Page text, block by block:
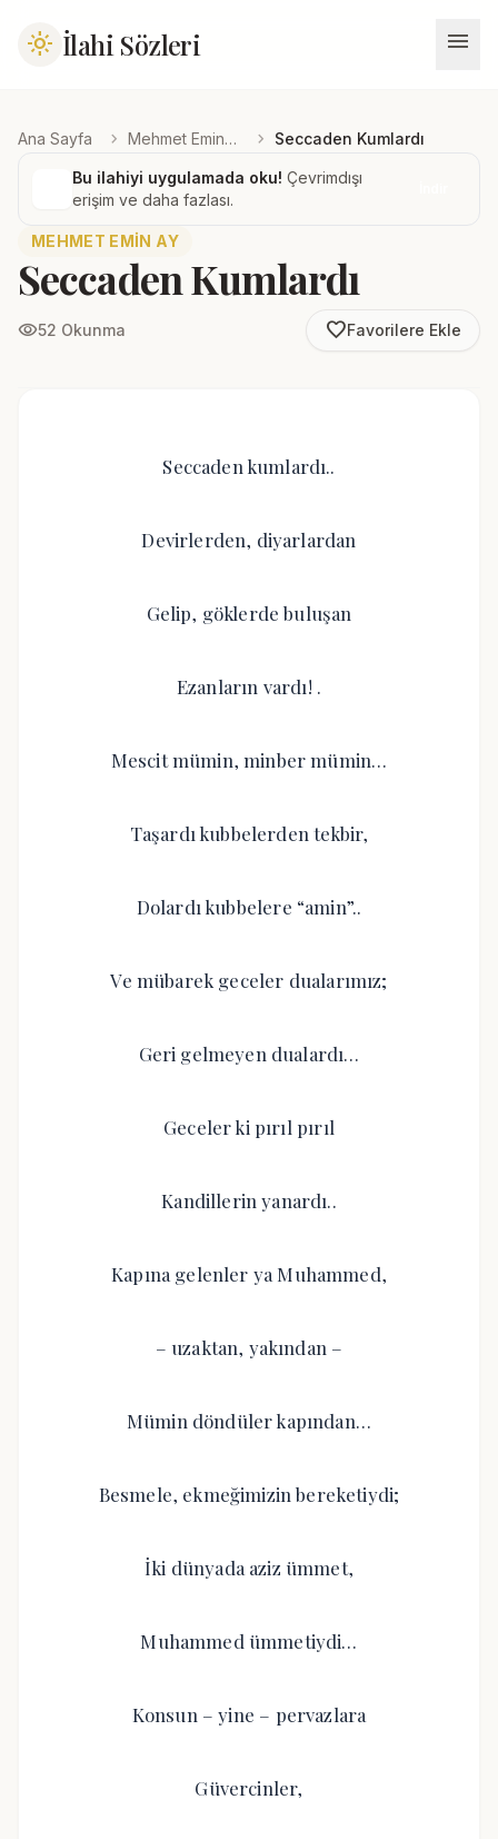
light_mode İlahi Sözleri menu
Ana Sayfa chevron_right Mehmet Emin Ay chevron_right Seccaden Kumlardı
Bu ilahiyi uygulamada oku! Çevrimdışı
erişim ve daha fazlası.
MEHMET EMIN AY
Seccaden Kumlardı
visibility52 Okunma favorite_borderFavorilere Ekle
Seccaden kumlardı..
Devirlerden, diyarlardan
Gelip, göklerde buluşan
Ezanların vardı! .
Mescit mümin, minber mümin…
Taşardı kubbelerden tekbir,
Dolardı kubbelere “amin”..
Ve mübarek geceler dualarımız;
Geri gelmeyen dualardı…
Geceler ki pırıl pırıl
Kandillerin yanardı..
Kapına gelenler ya Muhammed,
– uzaktan, yakından –
Mümin döndüler kapından…
Besmele, ekmeğimizin bereketiydi;
İki dünyada aziz ümmet,
Muhammed ümmetiydi…
Konsun – yine – pervazlara
Güvercinler,